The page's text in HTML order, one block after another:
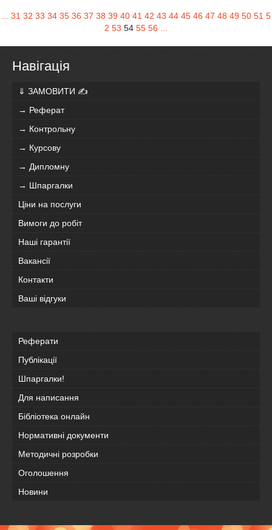
31 32 33 34 35 36 37 38 39 40 41 42 43 44 45 46 47 48 49 50 51 5
2 53 54 55 56
Навігація
⇓ ЗАМОВИТИ ✍
→ Реферат
→ Контрольну
→ Курсову
→ Дипломну
→ Шпаргалки
Ціни на послуги
Вимоги до робіт
Наші гарантії
Вакансії
Контакти
Ваші відгуки
Реферати
Публікації
Шпаргалки!
Для написання
Бібліотека онлайн
Нормативні документи
Методичні розробки
Оголошення
Новини